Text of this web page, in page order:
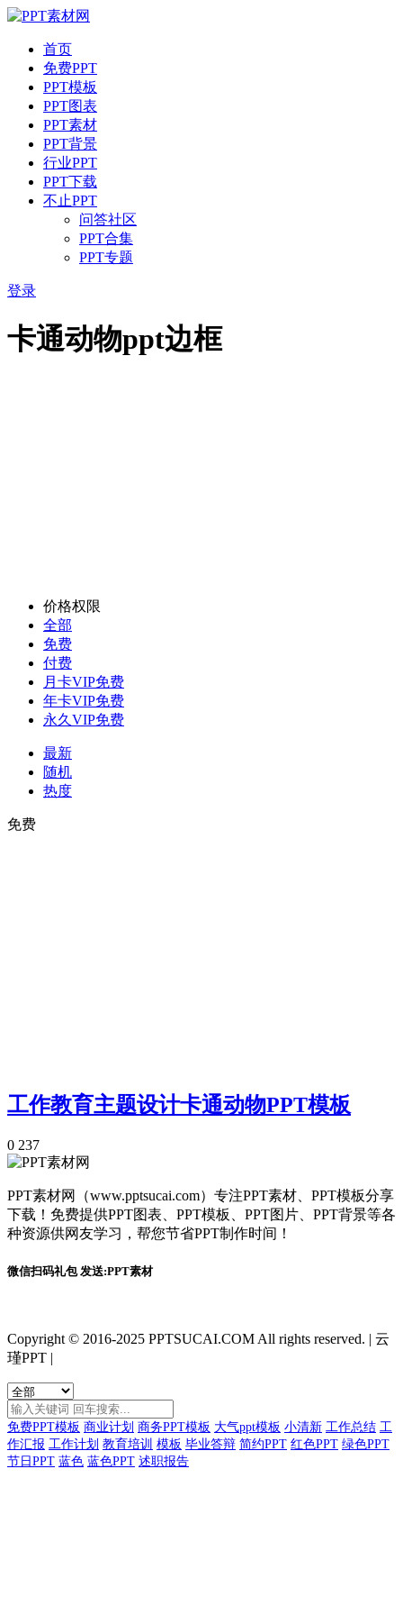
首页
免费PPT
PPT模板
PPT图表
PPT素材
PPT背景
行业PPT
PPT下载
不止PPT
问答社区
PPT合集
PPT专题
登录
卡通动物ppt边框
价格权限
全部
免费
付费
月卡VIP免费
年卡VIP免费
永久VIP免费
最新
随机
热度
免费
工作教育主题设计卡通动物PPT模板
0 237
PPT素材网（www.pptsucai.com）专注PPT素材、PPT模板分享
下载！免费提供PPT图表、PPT模板、PPT图片、PPT背景等各
种资源供网友学习，帮您节省PPT制作时间！
微信扫码礼包 发送:PPT素材
Copyright © 2016-2025 PPTSUCAI.COM All rights reserved. | 云
瑾PPT |
免费PPT模板 商业计划 商务PPT模板 大气ppt模板 小清新 工作总结 工
作汇报 工作计划 教育培训 模板 毕业答辩 简约PPT 红色PPT 绿色PPT
节日PPT 蓝色 蓝色PPT 述职报告